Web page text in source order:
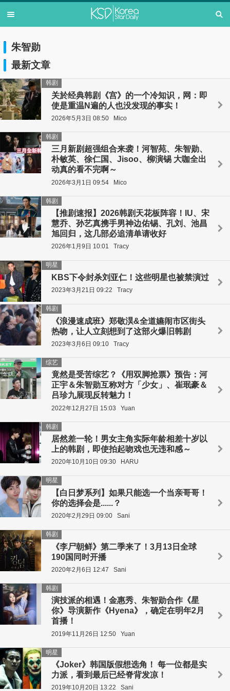
朱智勋
最新文章
关於经典韩剧《宫》的一个冷知识，网：即
使是重温N遍的人也没发现的事实！
韩剧
2026年5月3日 08:50 Mico
三月新剧超强组合来袭！河智苑、朱智勋、
朴敏英、徐仁国、Jisoo、柳演锡 大咖全出
动真的看不完啊～
韩剧
2026年3月1日 09:54 Mico
【推剧速报】2026韩剧天花板阵容！IU、宋
慧乔、孙艺真携手男神边佑锡、孔刘、池昌
旭回归，这几部必追清单请收好
韩剧
2026年1月9日 10:01 Tracy
KBS下令封杀刘亚仁！这些明星也被禁演过
明星
2023年3月21日 09:22 Tracy
《浪漫速成班》郑敬淏&全道嬿闹市区街头
热吻，让人立刻想到了这部火爆旧韩剧
韩剧
2023年3月6日 09:10 Tracy
竟然是受苦综艺？《用双脚抢票》预告：河
正宇＆朱智勋互称对方「少女」、崔珉豪＆
吕珍九展现反转魅力！
综艺
2022年12月27日 15:03 Yuan
居然差一轮！男女主角实际年龄相差十岁以
上的韩剧，即使拍起吻戏也无违和感～
韩剧
2020年10月10日 09:30 HARU
【白日梦系列】如果只能选一个当亲哥哥！
你的选择会是......？
明星
2020年2月29日 09:00 Sani
《李尸朝鲜》第二季来了！3月13日全球
190国同时开播
韩剧
2020年2月6日 12:47 Sani
演技派的相遇！金惠秀、朱智勋合作《星
你》导演新作《Hyena》，确定在明年2月
首播！
韩剧
2019年11月26日 12:50 Yuan
《Joker》韩国版假想选角！ 每一位都是实
力派，看到最后已经脊背发凉！
明星
2019年10月20日 13:22 Sani